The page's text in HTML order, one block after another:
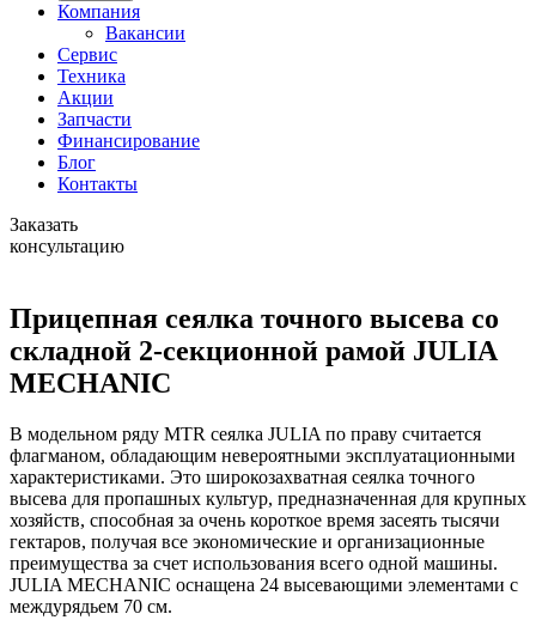
Компания
Вакансии
Сервис
Техника
Акции
Запчасти
Финансирование
Блог
Контакты
Заказать
консультацию
Прицепная сеялка точного высева со
складной 2-секционной рамой JULIA
MECHANIC
В модельном ряду MTR сеялка JULIA по праву считается
флагманом, обладающим невероятными эксплуатационными
характеристиками. Это широкозахватная сеялка точного
высева для пропашных культур, предназначенная для крупных
хозяйств, способная за очень короткое время засеять тысячи
гектаров, получая все экономические и организационные
преимущества за счет использования всего одной машины.
JULIA MECHANIC оснащена 24 высевающими элементами с
междурядьем 70 см.